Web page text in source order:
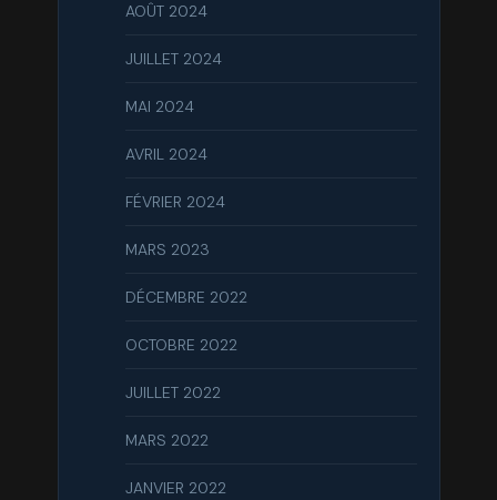
AOÛT 2024
JUILLET 2024
MAI 2024
AVRIL 2024
FÉVRIER 2024
MARS 2023
DÉCEMBRE 2022
OCTOBRE 2022
JUILLET 2022
MARS 2022
JANVIER 2022